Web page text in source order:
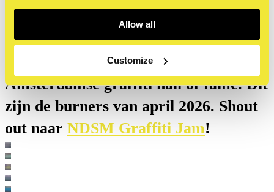
Allow all
Customize
Onze buitenmuren, alsook andere
delen van de NDSM, zijn de grootste
Amsterdamse graffiti hall of fame. Dit
zijn de burners van april 2026. Shout
out naar NDSM Graffiti Jam!